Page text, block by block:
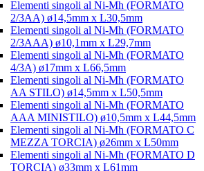
Elementi singoli al Ni-Mh (FORMATO
2/3AA) ø14,5mm x L30,5mm
Elementi singoli al Ni-Mh (FORMATO
2/3AAA) ø10,1mm x L29,7mm
Elementi singoli al Ni-Mh (FORMATO
4/3A) ø17mm x L66,5mm
Elementi singoli al Ni-Mh (FORMATO
AA STILO) ø14,5mm x L50,5mm
Elementi singoli al Ni-Mh (FORMATO
AAA MINISTILO) ø10,5mm x L44,5mm
Elementi singoli al Ni-Mh (FORMATO C
MEZZA TORCIA) ø26mm x L50mm
Elementi singoli al Ni-Mh (FORMATO D
TORCIA) ø33mm x L61mm